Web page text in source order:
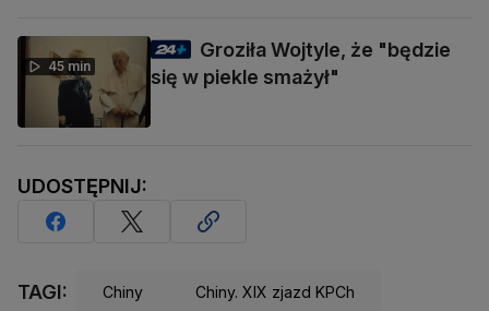
45 min
Groziła Wojtyle, że "będzie
się w piekle smażył"
UDOSTĘPNIJ:
TAGI: Chiny Chiny. XIX zjazd KPCh